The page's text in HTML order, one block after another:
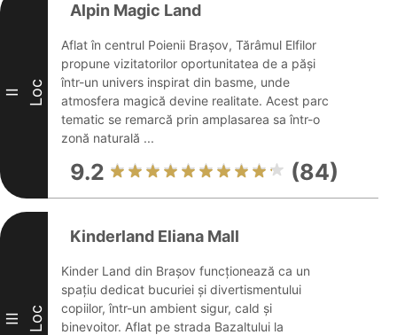
II Loc
Alpin Magic Land
Aflat în centrul Poienii Brașov, Tărâmul Elfilor
propune vizitatorilor oportunitatea de a păși
într-un univers inspirat din basme, unde
atmosfera magică devine realitate. Acest parc
tematic se remarcă prin amplasarea sa într-o
zonă naturală ...
9.2 (84)
III Loc
Kinderland Eliana Mall
Kinder Land din Brașov funcționează ca un
spațiu dedicat bucuriei și divertismentului
copiilor, într-un ambient sigur, cald și
binevoitor. Aflat pe strada Bazaltului la